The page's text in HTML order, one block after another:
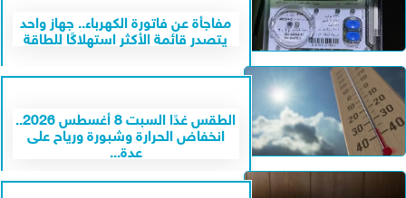
مفاجأة عن فاتورة الكهرباء.. جهاز واحد
يتصدر قائمة الأكثر استهلاكًا للطاقة
الطقس غدًا السبت 8 أغسطس 2026..
انخفاض الحرارة وشبورة ورياح على
عدة...